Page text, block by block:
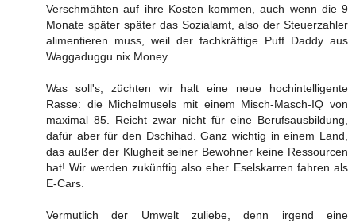
Verschmähten auf ihre Kosten kommen, auch wenn die 9
Monate später später das Sozialamt, also der Steuerzahler
alimentieren muss, weil der fachkräftige Puff Daddy aus
Waggaduggu nix Money.
Was soll's, züchten wir halt eine neue hochintelligente
Rasse: die Michelmusels mit einem Misch-Masch-IQ von
maximal 85. Reicht zwar nicht für eine Berufsausbildung,
dafür aber für den Dschihad. Ganz wichtig in einem Land,
das außer der Klugheit seiner Bewohner keine Ressourcen
hat! Wir werden zukünftig also eher Eselskarren fahren als
E-Cars.
Vermutlich der Umwelt zuliebe, denn irgend eine